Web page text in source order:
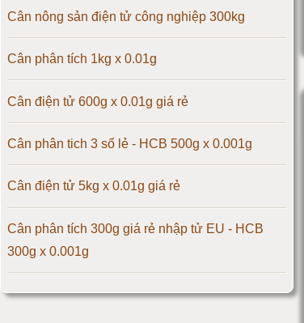
Cân điện tử 50kg
Cân điện tử 60kg
Cân điện tử 100kg
Cân điện tử 150kg
Cân điện tử 200kg
Cân điện tử 300kg
Cân điện tử 500kg
Cân nông sản điện tử công nghiệp 300kg
Cân phân tích 1kg x 0.01g
Cân điện tử 600g x 0.01g giá rẻ
Cân phân tich 3 số lẻ - HCB 500g x 0.001g
Cân điện tử 5kg x 0.01g giá rẻ
Cân phân tích 300g giá rẻ nhập tử EU - HCB
300g x 0.001g
Cân điện tử 3 số lẻ giá rẻ - HCCB 300gx0.001g